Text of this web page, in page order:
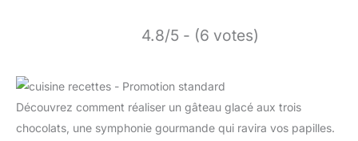
4.8/5 - (6 votes)
Découvrez comment réaliser un gâteau glacé aux trois
chocolats, une symphonie gourmande qui ravira vos papilles.